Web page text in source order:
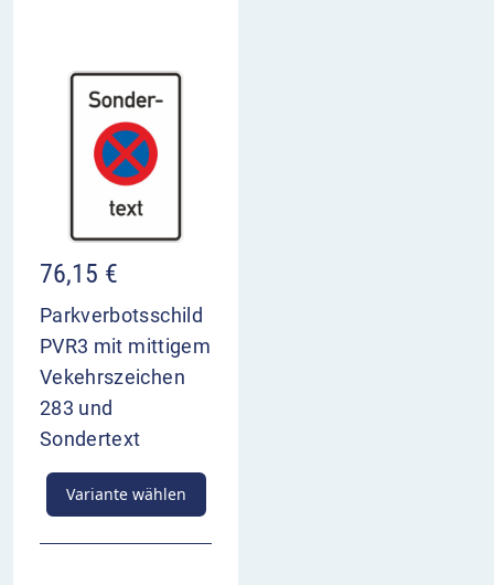
76,15 €
Parkverbotsschild
PVR3 mit mittigem
Vekehrszeichen
283 und
Sondertext
Variante wählen